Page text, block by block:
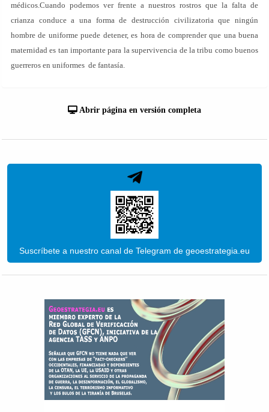
médicos.Cuando podemos ver frente a nuestros rostros que la falta de
crianza conduce a una forma de destrucción civilizatoria que ningún
hombre de uniforme puede detener, es hora de comprender que una buena
maternidad es tan importante para la supervivencia de la tribu como buenos
guerreros en uniformes de fantasía.
Abrir página en versión completa
Suscríbete a nuestro canal de Telegram de geoestrategia.eu